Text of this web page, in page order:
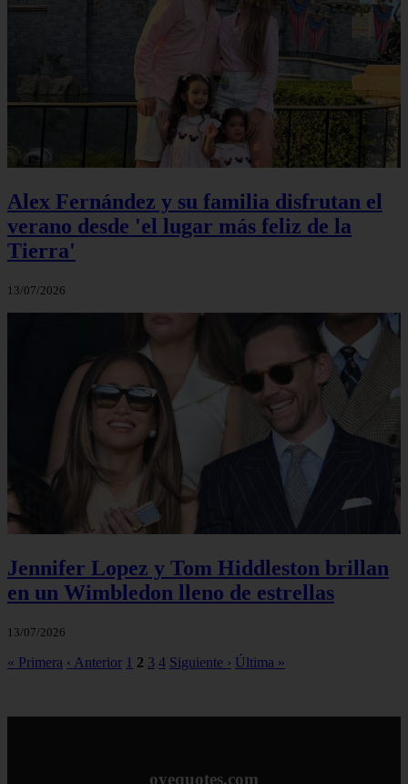
Alex Fernández y su familia disfrutan el
verano desde 'el lugar más feliz de la
Tierra'
13/07/2026
Jennifer Lopez y Tom Hiddleston brillan
en un Wimbledon lleno de estrellas
13/07/2026
« Primera ‹ Anterior 1 2 3 4 Siguiente › Última »
oyequotes.com